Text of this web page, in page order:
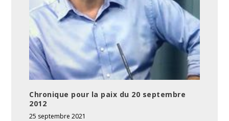
Chronique pour la paix du 20 septembre
2012
25 septembre 2021